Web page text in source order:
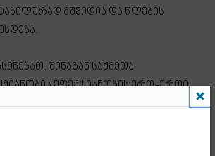
მშვიდია და წლების
შინაგან საქმეთა
ეფექტიანობის ერთ-ერთი
დანაშაულის კლების